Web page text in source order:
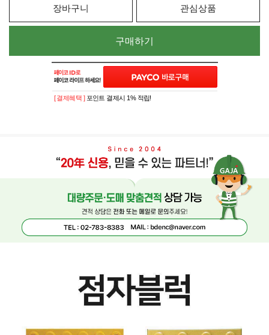
장바구니 관심상품
구매하기
[ 결제혜택 ] 포인트 결제시 1% 적립!